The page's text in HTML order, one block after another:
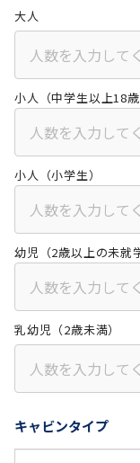
大人
小人（中学生以上18歳
小人（小学生）
幼児（2歳以上の未就
乳幼児（2歳未満）
キャビンタイプ